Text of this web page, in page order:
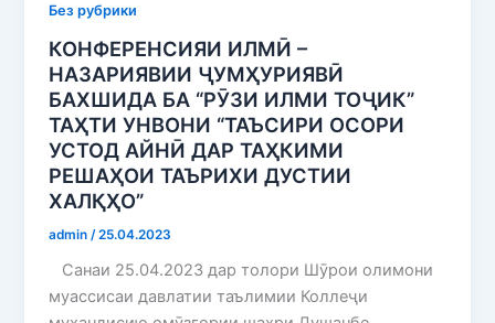
Без рубрики
КОНФЕРЕНСИЯИ ИЛМӢ –
НАЗАРИЯВИИ ҶУМҲУРИЯВӢ
БАХШИДА БА “РӮЗИ ИЛМИ ТОҶИК”
ТАҲТИ УНВОНИ “ТАЪСИРИ ОСОРИ
УСТОД АЙНӢ ДАР ТАҲКИМИ
РЕШАҲОИ ТАЪРИХИ ДУСТИИ
ХАЛҚҲО”
admin /25.04.2023
Санаи 25.04.2023 дар толори Шӯрои олимони
муассисаи давлатии таълимии Коллеҷи